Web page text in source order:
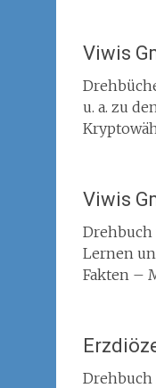
Viwis
u. a. zu
Viwis
Lernen
Fakten –